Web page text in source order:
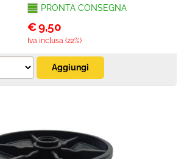
PRONTA CONSEGNA
€9,50
Iva inclusa (22%)